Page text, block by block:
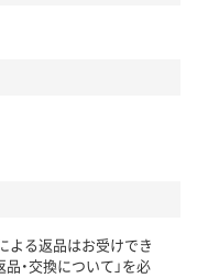
よる返品はお受けでき
・交換について」を必